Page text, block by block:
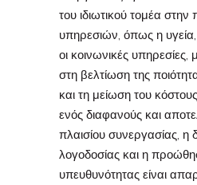
του ιδιωτικού τομέα
υπηρεσιών, όπως η
οι κοινωνικές
στη βελτίωση της
και τη μείωση του
ενός διαφανούς και
πλαισίου συνεργασίας, η
λογοδοσίας και η
υπευθυνότητας είναι